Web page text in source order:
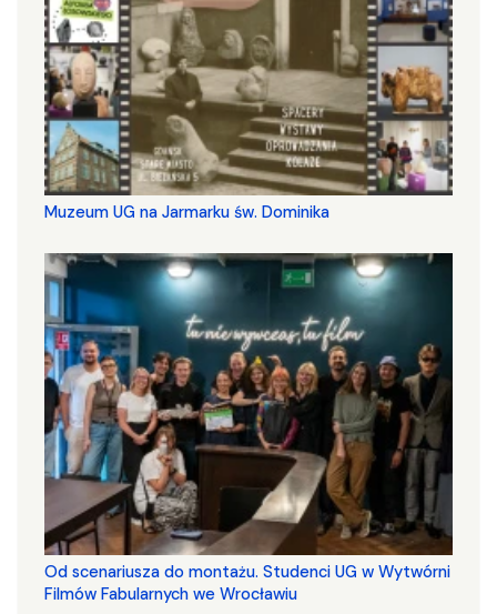
Muzeum UG na Jarmarku św. Dominika
Od scenariusza do montażu. Studenci UG w Wytwórni
Filmów Fabularnych we Wrocławiu